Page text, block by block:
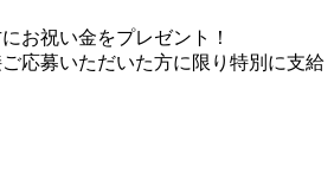
お祝い金をプレゼント！
応募いただいた方に限り特別に支給